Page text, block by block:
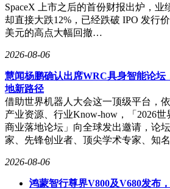
SpaceX 上市之后的首份财报出炉，业
却直接大跌12%，已经跌破 IPO 发行
美元的高点大幅回撤…
2026-08-06
慧闻杨鹏确认出席WRC具身智能论坛
地新路径
借助世界机器人大会这一顶级平台，
产业资源、行业Know-how，「2026
商业落地论坛」向全球发出邀请，论
家、先锋创业者、顶尖学术专家、知
2026-08-06
鸿蒙智行尊界V800及V680发布